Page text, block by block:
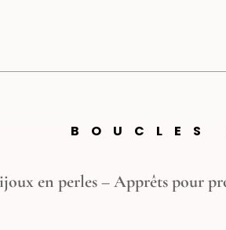
en perles – Apprêts pour